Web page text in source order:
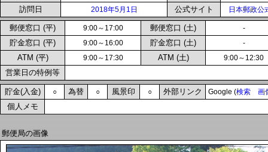
訪問日 2018年5月1日 公式サイト 日本郵政公
郵便窓口 (平) 9:00～17:00 郵便窓口 (土) -
貯金窓口 (平) 9:00～16:00 貯金窓口 (土) -
ATM (平) 9:00～17:30 ATM (土) 9:00～12:30
営業日の特例等
貯金(入金) ○ 為替 ○ 風景印 ○ 外部リンク Google (検索 画
個人メモ
郵便局の画像